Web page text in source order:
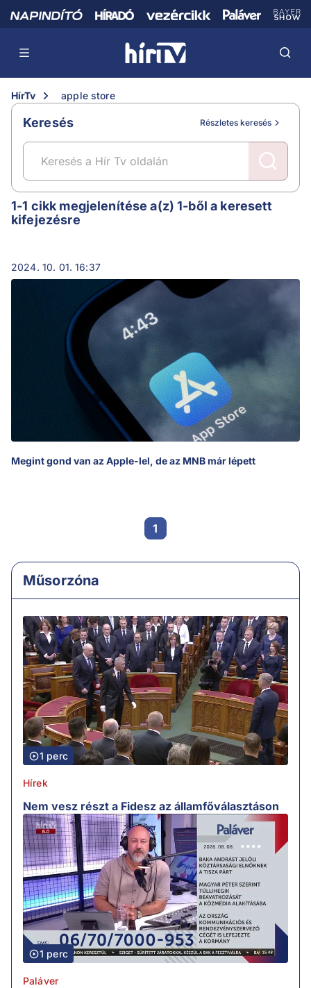
HírTv apple store
Keresés Részletes keresés
apple store
1-1 cikk megjelenítése a(z) 1-ből a keresett
kifejezésre
2024. 10. 01. 16:37
Megint gond van az Apple-lel, de az MNB már lépett
1
Műsorzóna
1 perc
Hírek
Nem vesz részt a Fidesz az államfőválasztáson
1 perc
Paláver